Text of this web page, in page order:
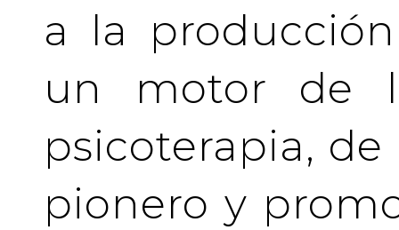
a la
un motor de
psicoterapia,
pionero y